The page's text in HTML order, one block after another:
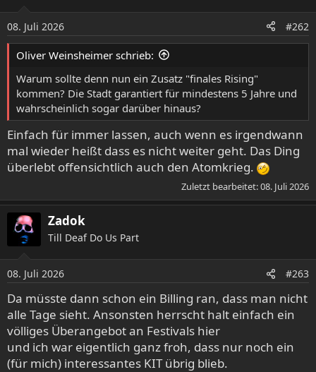
n
e
n
08. Juli 2026 #262
Oliver Weinsheimer schrieb:
Warum sollte denn nun ein Zusatz "finales Rising"
kommen? Die Stadt garantiert für mindestens 5 Jahre und
wahrscheinlich sogar darüber hinaus?
Einfach für immer lassen, auch wenn es irgendwann
mal wieder heißt dass es nicht weiter geht. Das Ding
überlebt offensichtlich auch den Atomkrieg.
Zuletzt bearbeitet:08. Juli 2026
Zadok
Till Deaf Do Us Part
08. Juli 2026 #263
Da müsste dann schon ein Billing ran, dass man nicht
alle Tage sieht. Ansonsten herrscht halt einfach ein
völliges Überangebot an Festivals hier
und ich war eigentlich ganz froh, dass nur noch ein
(für mich) interessantes KIT übrig blieb.